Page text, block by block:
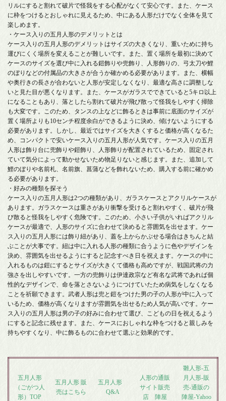
リルにすると割れて破片で怪我をする心配がなくて安心です。また、ケース
に枠をつけるとおしゃれに見えるため、中にある人形だけでなく全体を見て
楽しめます。
・ケース入りの五月人形のデメリットとは
ケース入りの五月人形のデメリットはサイズの大きくなり、重いために持ち
運びにくく場所を変えることが難しいです。また、置く場所を最初に決めて
ケースのサイズを選び中に入れる鎧飾りや兜飾り、人形飾りの、弓太刀や鯉
のぼりなどの付属品の大きさが合うか確かめる必要があります。また、横幅
や奥行きの長さが合わないと人形が安定しなくなり、最適な高さに調整しな
いと見た目が悪くなります。また、ケースがガラスでできていると5キロ以上
になることもあり、落としたら割れて破片が飛び散って怪我をしやすく掃除
も大変です。このため、タンスの上などに飾るときは事前に底面のサイズが
置く場所よりも10センチ程度余白ができるように決め、傾けないようにする
必要があります。しかし、最近ではサイズを大きくすると価格が高くなるた
め、コンパクトで安いケース入りの五月人形が人気です。ケース入りの五月
人形は飾り台に兜飾りや鎧飾り、人形飾りが配置されているため、固定され
ていて気分によって動かせないため物足りないと感じます。また、追加して
鯉のぼりや名前札、名前旗、菖蒲などを飾れないため、購入する前に確かめ
る必要があります。
・好みの種類を探そう
ケース入りの五月人形は2つの種類があり、ガラスケースとアクリルケースが
あります。ガラスケースは重さがあり衝撃を受けると割れやすく、破片が飛
び散ると怪我をしやすく危険です。このため、小さい子供がいればアクリル
ケースが最適で、人形のサイズに合わせて決めると雰囲気を出せます。ケー
ス入りの五月人形には飾り紐があり、蓋を上からかぶせる場合はきちんと結
ぶことが大事です。紐は中に入れる人形の種類に合うように色やデザインを
決め、雰囲気を出せるようにすると記念すべき日を祝えます。ケースの中に
入れるものは鎧にするとサイズが大きくて価格も高めですが、戦国武将の力
強さを出しやすいです。一方の兜飾りは伊達政宗など有名な武将であれば個
性的なデザインで、命を落とさないようにつけていたため病気をしなくなる
ことを祈願できます。武者人形は兜と鎧をつけた男の子の人形が中に入って
いるため、価格が高くなりますが雰囲気を出せるため人気が高いです。ケー
ス入りの五月人形は男の子の好みに合わせて選び、こどもの日を祝えるよう
にすると記念に残せます。また、ケースにおしゃれな枠をつけると親しみを
持ちやすくなり、中に飾るものに合わせて選ぶと効果的です。
五月人形
（ごがつ人
形）TOP
五月人形 販
売はこちら
五月人形
Q&A
人形の通販
サイト販売
店 陣屋
雛人形-五
月人形-販
売-通販の
陣屋-Yahoo